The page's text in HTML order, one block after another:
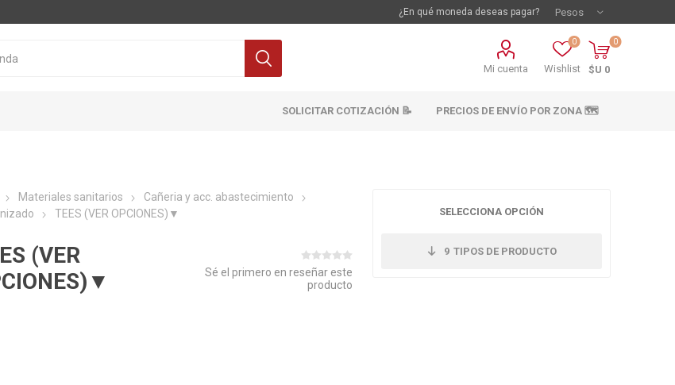
¿En qué moneda deseas pagar?
Mi cuenta Wishlist
0 0
$U 0
Cocina
Pisos y revestimientos
SOLICITAR COTIZACIÓN 📝 PRECIOS DE ENVÍO POR ZONA 🗺️
Materiales sanitarios
Cañeria y acc. abastecimiento
TEES (VER OPCIONES)▼
(VER
Sé el primero en reseñar este
producto
SELECCIONA OPCIÓN
9 TIPOS DE PRODUCTO